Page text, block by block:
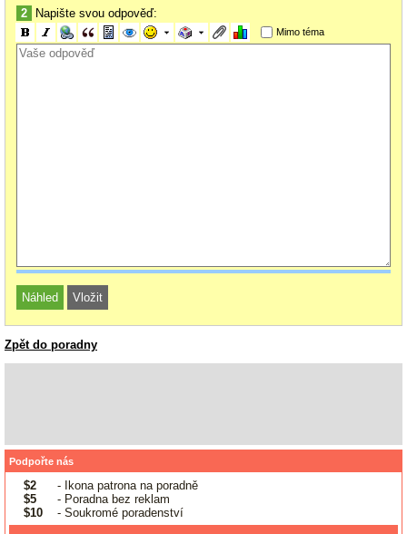
2 Napište svou odpověď:
Mimo téma
Zpět do poradny
Podpořte nás
$2
- Ikona patrona na poradně
$5
- Poradna bez reklam
$10
- Soukromé poradenství